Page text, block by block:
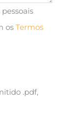
os Termos
.pdf,